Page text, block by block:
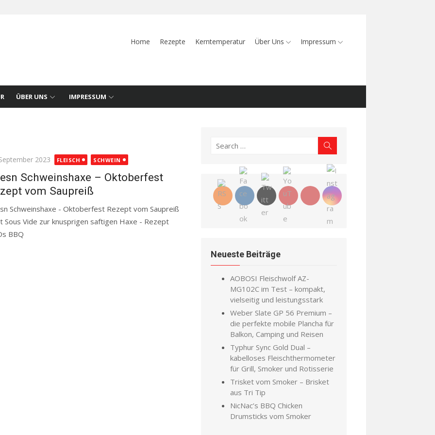
Home Rezepte Kerntemperatur Über Uns Impressum
ÜBER UNS IMPRESSUM
2023 FLEISCH SCHWEIN
Schweinshaxe – Oktoberfest
vom Saupreiß
Schweinshaxe - Oktoberfest Rezept vom Saupreiß
Sous Vide zur knusprigen saftigen Haxe - Rezept
BBQ
Search
Neueste Beiträge
AOBOSI Fleischwolf AZ-
MG102C im Test – kompakt,
vielseitig und leistungsstark
Weber Slate GP 56 Premium –
die perfekte mobile Plancha für
Balkon, Camping und Reisen
Typhur Sync Gold Dual –
kabelloses Fleischthermometer
für Grill, Smoker und Rotisserie
Trisket vom Smoker – Brisket
aus Tri Tip
NicNac’s BBQ Chicken
Drumsticks vom Smoker